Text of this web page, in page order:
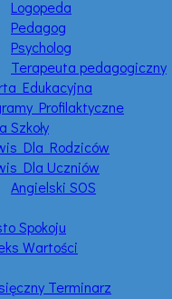
Logopeda
Pedagog
Psycholog
Terapeuta pedagogiczny
Edukacyjna
Profilaktyczne
Szkoły
Dla Rodziców
Dla Uczniów
Angielski SOS
Spokoju
Wartości
Terminarz